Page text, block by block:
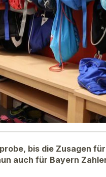
bis die Zusagen
auch für Bayern